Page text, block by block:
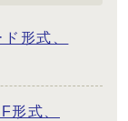
形式、
形式、